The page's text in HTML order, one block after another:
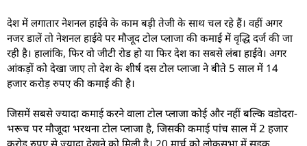
देश में लगातार नेशनल हाईवे के काम बड़ी तेजी के साथ चल रहे हैं। वहीं अगर
नजर डालें तो नेशनल हाईवे पर मौजूद टोल प्लाजा की कमाई में वृद्धि दर्ज की जा
रही है। हालांकि, फिर वो जीटी रोड हो या फिर देश का सबसे लंबा हाईवे। अगर
आंकड़ों को देखा जाए तो देश के शीर्ष दस टोल प्लाजा ने बीते 5 साल में 14
हजार करोड़ रुपए की कमाई की है।
जिसमें सबसे ज्यादा कमाई करने वाला टोल प्लाजा कोई और नहीं बल्कि वडोदरा-
भरूच पर मौजूदा भरथना टोल प्लाजा है, जिसकी कमाई पांच साल में 2 हजार